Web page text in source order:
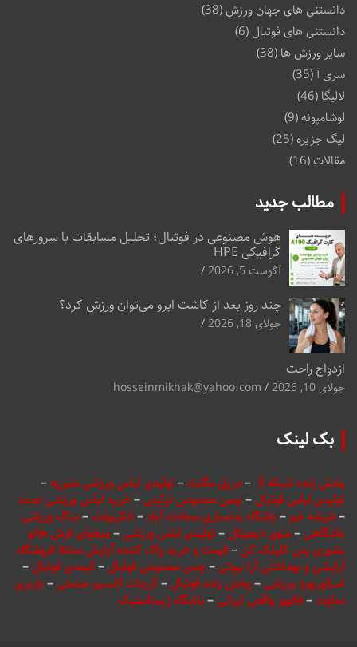
دانستنی های جهان ورزش(38)
دانستنی های فوتبال (6)
سایر ورزش ها (38)
سری آ(35)
لالیگا (46)
لوشامپونه(9)
لیگ جزیره (25)
مقالات(16)
مطالب جدید
هوش مصنوعی در فوتبال؛ تحلیل مسابقات با سرورهای
گرافیکی HPE
آگوست 5, 2026
چند روز بعد از کاشت ابرو می‌توان ورزش کرد؟
جولای 18, 2026
ازدواج راحت
جولای 10, 2026 hosseinmikhak@yahoo.com
بک لینک
پخش زنده شبکه 3 –دریل مگنت–تولیدی لباس ورزشی منیریه–
تولیدی لباس فوتبال –چمن مصنوعی تزئینی –خرید لباس ورزشی عمده
–شیشه خم–باشگاه بدنسازی سعادت آباد – انکربولت–ساک ورزشی
باشگاهی –منوی دیجیتال –تولیدی لباس ورزشی –میخوای فرش هاتو
بشوری پس کلیلک کن –قیمت و خرید پاک کننده آرایش سنتلا فروشگاه
آرایشی و بهداشتی آرا بیوتی –چمن مصنوعی فوتبال –کیمدی فوتبال –
اسکوربورد ورزشی –پخش زنده فوتبال –کربنات کلسیم صنعتی –باربری
دماوند–فالوور واقعی ایرانی –باشگاه ژیمناستیک